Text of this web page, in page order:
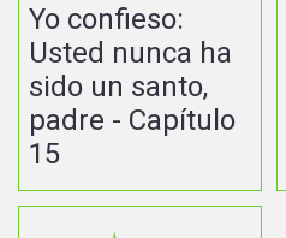
Yo confieso:
Usted nunca ha
sido un santo,
padre - Capítulo
15